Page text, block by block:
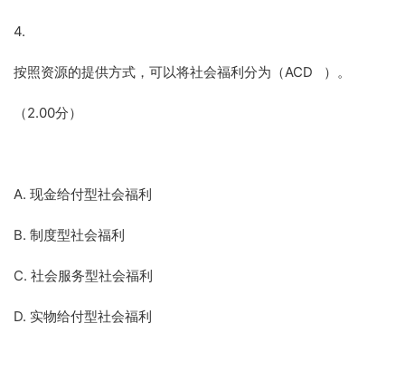
4.
按照资源的提供方式，可以将社会福利分为（ACD ）。
（2.00分）
A. 现金给付型社会福利
B. 制度型社会福利
C. 社会服务型社会福利
D. 实物给付型社会福利